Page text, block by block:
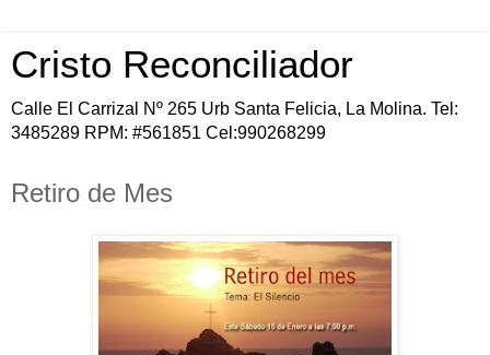
Cristo Reconciliador
Calle El Carrizal Nº 265 Urb Santa Felicia, La Molina. Tel:
3485289 RPM: #561851 Cel:990268299
Retiro de Mes